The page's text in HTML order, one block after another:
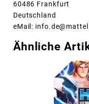
60486 Frankfurt
Deutschland
eMail:
Ähnliche